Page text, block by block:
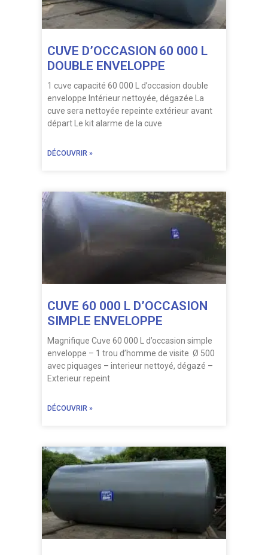
CUVE D’OCCASION 60 000 L
DOUBLE ENVELOPPE
1 cuve capacité 60 000 L d’occasion double
enveloppe Intérieur nettoyée, dégazée La
cuve sera nettoyée repeinte extérieur avant
départ Le kit alarme de la cuve
DÉCOUVRIR »
CUVE 60 000 L D’OCCASION
SIMPLE ENVELOPPE
Magnifique Cuve 60 000 L d’occasion simple
enveloppe – 1 trou d’homme de visite Ø 500
avec piquages – interieur nettoyé, dégazé –
Exterieur repeint
DÉCOUVRIR »